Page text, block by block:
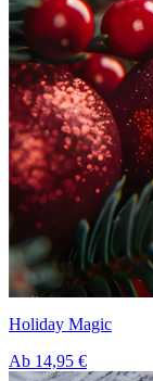
Holiday Magic
Ab 14,95 €